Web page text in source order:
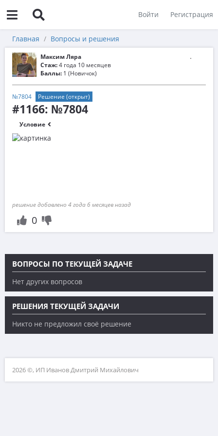
Войти Регистрация
Главная Вопросы и решения
Максим Ляра
Стаж:4 года 10 месяцев
Баллы: 1 (Новичок)
№7804 Решение (открыт)
#1166: №7804
Условие
решение добавлено 4 года 6 месяцев назад
0
ВОПРОСЫ ПО ТЕКУЩЕЙ ЗАДАЧЕ
Нет других вопросов
РЕШЕНИЯ ТЕКУЩЕЙ ЗАДАЧИ
Никто не предложил своё решение
2026 ©, ИП Иванов Дмитрий Михайлович